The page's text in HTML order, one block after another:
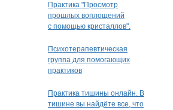
Практика "Просмотр
прошлых воплощений
с помощью кристаллов".
(очно или дистанционно)
(Краснодар)
Психотерапевтическая
группа для помогающих
практиков
Практика тишины онлайн. В
тишине вы найдёте все, что